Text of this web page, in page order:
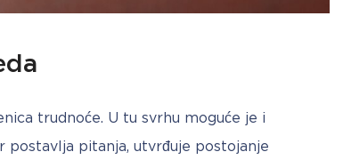
trudnoće. U tu svrhu moguće je i
postavlja pitanja, utvrđuje postojanje